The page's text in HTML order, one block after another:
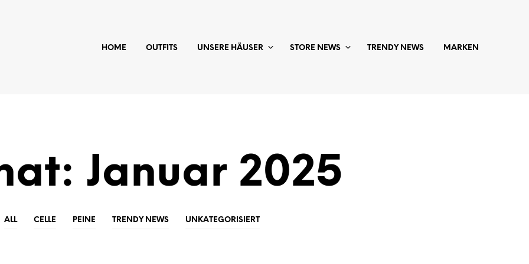
HOME OUTFITS UNSERE HÄUSER STORE NEWS TRENDY NEWS MARKEN
Januar 2025
ALL CELLE PEINE TRENDY NEWS UNKATEGORISIERT